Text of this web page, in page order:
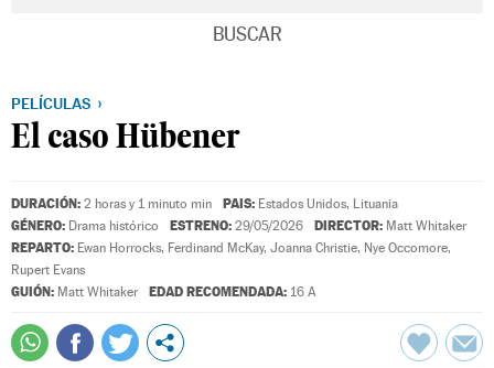
PELÍCULAS
El caso Hübener
DURACIÓN: 2 horas y 1 minuto min PAIS: Estados Unidos, Lituania
GÉNERO: Drama histórico ESTRENO: 29/05/2026 DIRECTOR: Matt Whitaker
REPARTO: Ewan Horrocks, Ferdinand McKay, Joanna Christie, Nye Occomore,
Rupert Evans
GUIÓN: Matt Whitaker EDAD RECOMENDADA: 16 A